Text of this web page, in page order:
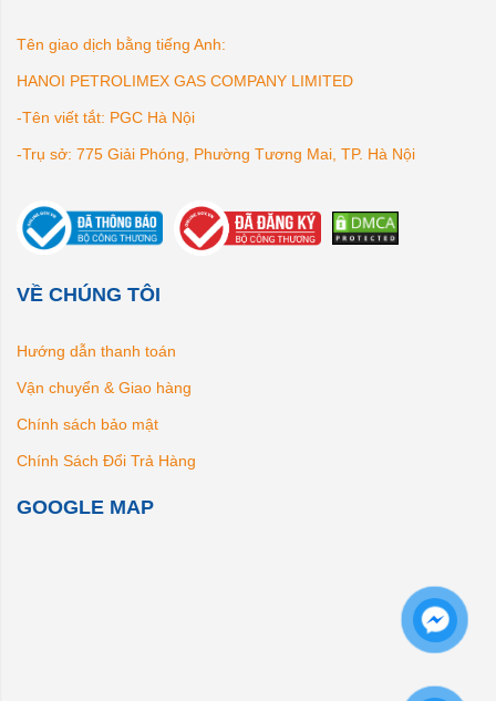
Tên giao dịch bằng tiếng Anh:
HANOI PETROLIMEX GAS COMPANY LIMITED
-Tên viết tắt: PGC Hà Nội
-Trụ sở: 775 Giải Phóng, Phường Tương Mai, TP. Hà Nội
VỀ CHÚNG TÔI
Hướng dẫn thanh toán
Vận chuyển & Giao hàng
Chính sách bảo mật
Chính Sách Đổi Trả Hàng
GOOGLE MAP